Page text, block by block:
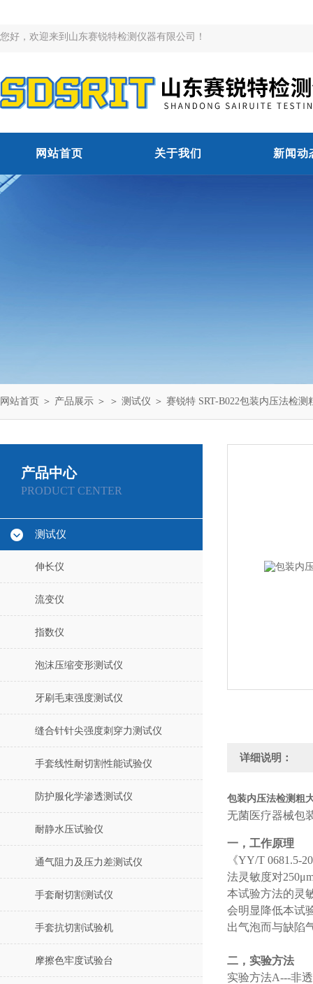
您好，欢迎来到山东赛锐特检测仪器有限公司！
网站首页 关于我们 新闻动
网站首页 ＞ 产品展示 ＞ ＞ 测试仪 ＞ 赛锐特 SRT-B022包装内压法检
产品中心
PRODUCT CENTER
测试仪
伸长仪
流变仪
指数仪
泡沫压缩变形测试仪
牙刷毛束强度测试仪
缝合针针尖强度刺穿力测试仪
手套线性耐切割性能试验仪
防护服化学渗透测试仪
耐静水压试验仪
通气阻力及压力差测试仪
手套耐切割测试仪
手套抗切割试验机
摩擦色牢度试验台
详细说明：
包装内压法检测粗
无菌医疗器械包
一，工作原理
《YY/T 0681.5-
法灵敏度对
本试验方法的灵
会明显降低本试
出气泡而与缺陷
二，实验方法
实验方法A---非